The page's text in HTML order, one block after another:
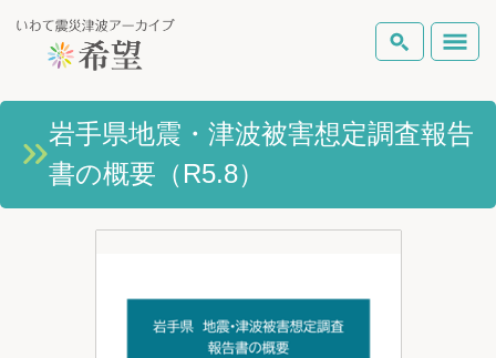
いわて震災津波アーカイブとは
岩手県の被害状況
ピックアップコンテンツ
検索
岩手県地震・津波被害想定調査報告
書の概要（R5.8）